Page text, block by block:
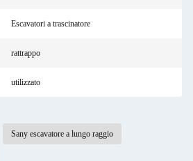
Escavatori a trascinatore
rattrappo
utilizzato
Sany escavatore a lungo raggio